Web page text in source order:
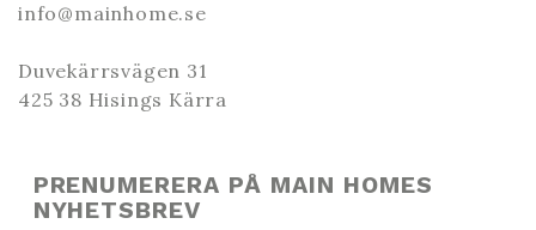
info@mainhome.se
Duvekärrsvägen 31
425 38 Hisings Kärra
PRENUMERERA PÅ MAIN HOMES
NYHETSBREV